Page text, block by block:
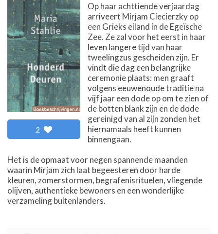
2
Op haar achttiende verjaardag
arriveert Mirjam Ciecierzky op
een Grieks eiland in de Egeïsche
Zee. Ze zal voor het eerst in haar
leven langere tijd van haar
tweelingzus gescheiden zijn. Er
vindt die dag een belangrijke
ceremonie plaats: men graaft
volgens eeuwenoude traditie na
vijf jaar een dode op om te zien of
de botten blank zijn en de dode
gereinigd van al zijn zonden het
hiernamaals heeft kunnen
binnengaan.
Het is de opmaat voor negen spannende maanden
waarin Mirjam zich laat begeesteren door harde
kleuren, zomerstormen, begrafenisrituelen, vliegende
olijven, authentieke bewoners en een wonderlijke
verzameling buitenlanders.